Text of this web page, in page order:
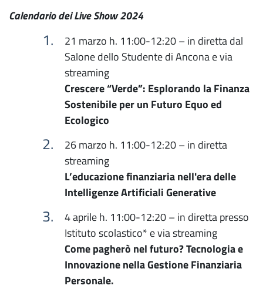
Calendario dei Live Show 2024
21 marzo h. 11:00-12:20 – in diretta dal
Salone dello Studente di Ancona e via
streaming
Crescere “Verde”: Esplorando la Finanza
Sostenibile per un Futuro Equo ed
Ecologico
26 marzo h. 11:00-12:20 – in diretta
streaming
L’educazione finanziaria nell'era delle
Intelligenze Artificiali Generative
4 aprile h. 11:00-12:20 – in diretta presso
Istituto scolastico* e via streaming
Come pagherò nel futuro? Tecnologia e
Innovazione nella Gestione Finanziaria
Personale.